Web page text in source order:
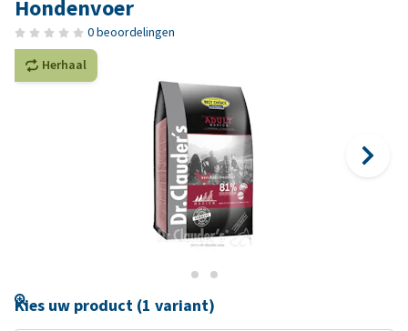
Hondenvoer
0 beoordelingen
Herhaal
Kies uw product (1 variant)